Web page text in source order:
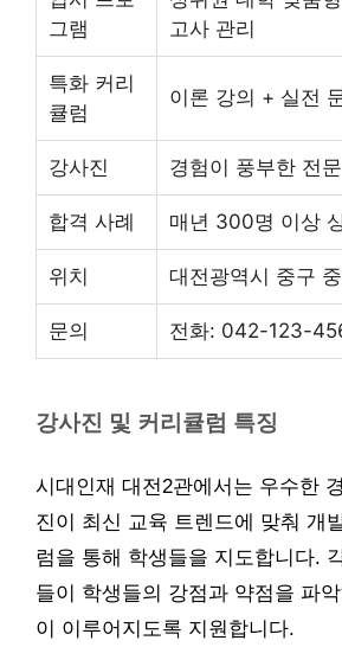
그램
고사 관리
특화 커리
큘럼
이론 강의 + 실전
강사진 경험이 풍부한 전
합격 사례 매년 300명 이상
위치 대전광역시 중구
문의 전화: 042-123-
강사진 및 커리큘럼 특징
시대인재 대전2관에서는 우수한
진이 최신 교육 트렌드에 맞춰 개
럼을 통해 학생들을 지도합니다.
들이 학생들의 강점과 약점을 파
이 이루어지도록 지원합니다.